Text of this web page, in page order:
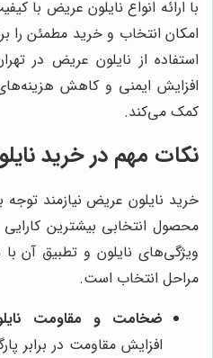
با ارائه انواع نایلون عریض با
امکان انتخاب و خرید مطمئن را
استفاده از نایلون عریض در
افزایش ایمنی و کاهش
کمک می‌کند.
نکات مهم در خرید
خرید نایلون عریض نیازمند
محصول انتخابی بیشترین
ویژگی‌های نایلون و تطبیق آن
مراحل انتخاب است.
ضخامت و مقاومت
افزایش مقاومت در برابر